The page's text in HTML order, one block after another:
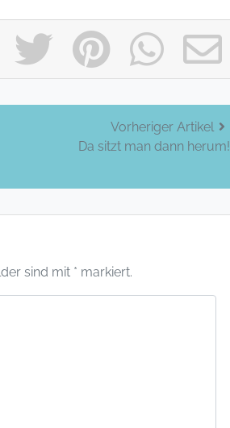
Vorheriger Artikel
Da sitzt man dann herum!
sind mit * markiert.